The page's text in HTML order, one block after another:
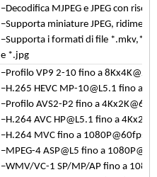
−Decodifica MJPEG e JPEG con
−Supporta miniature JPEG,
−Supporta i formati di file
e *.jpg
−Profilo VP9 2-10 fino a
−H.265 HEVC MP-10@L5.1 fino a
−Profilo AVS2-P2 fino a
−H.264 AVC HP@L5.1 fino a
−H.264 MVC fino a 1080P@60fps
−MPEG-4 ASP@L5 fino a
−WMV/VC-1 SP/MP/AP fino a